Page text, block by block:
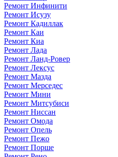
Ремонт Инфинити
Ремонт Исузу
Ремонт Кадиллак
Ремонт Каи
Ремонт Киа
Ремонт Лада
Ремонт Ланд-Ровер
Ремонт Лексус
Ремонт Мазда
Ремонт Мерседес
Ремонт Мини
Ремонт Митсубиси
Ремонт Ниссан
Ремонт Омода
Ремонт Опель
Ремонт Пежо
Ремонт Порше